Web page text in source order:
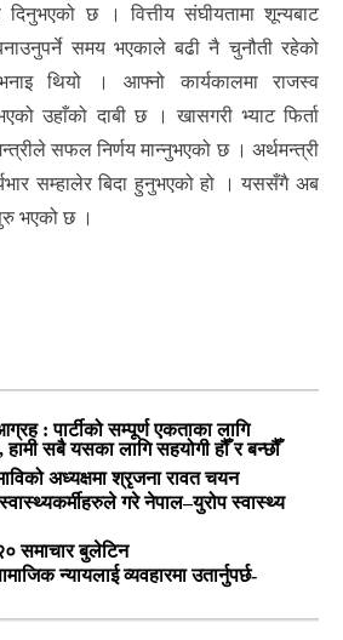
छ । वित्तीय संघीयतामा शून्यबाट
समय भएकाले बढी नै चुनौती रहेको
थियो । आफ्नो कार्यकालमा राजस्व
उहाँको दाबी छ । खासगरी भ्याट फिर्ता
सफल निर्णय मान्नुभएको छ । अर्थमन्त्री
सम्हालेर बिदा हुनुभएको हो । यससँगै अब
भएको छ ।
: पार्टीको सम्पूर्ण एकताका लागि
सबै यसका लागि सहयोगी हौँ र बन्छौँ
अध्यक्षमा श्रृजना रावत चयन
गरे नेपाल–युरोप स्वास्थ्य
समाचार बुलेटिन
न्यायलाई व्यवहारमा उतार्नुपर्छ-